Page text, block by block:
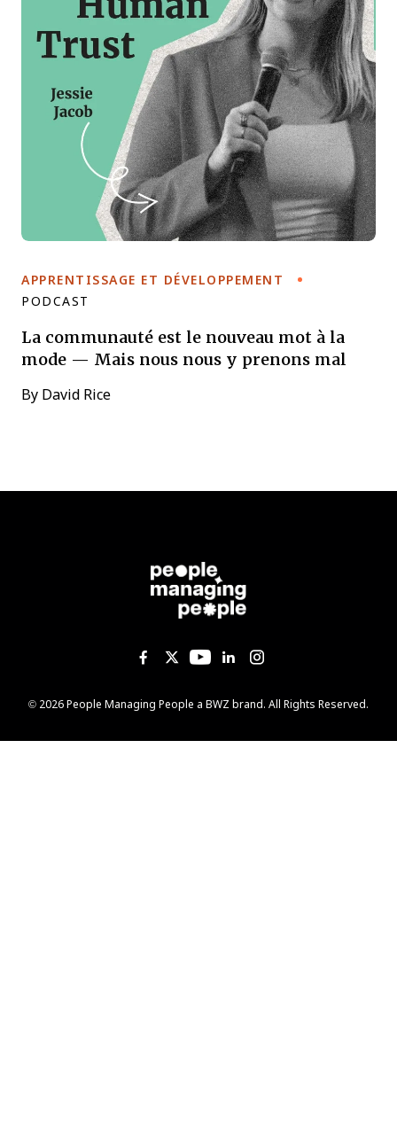
APPRENTISSAGE ET DÉVELOPPEMENT
PODCAST
La communauté est le nouveau mot à la
mode — Mais nous nous y prenons mal
By David Rice
Like us on Facebook
Follow us on Twitter
Follow us on
Add us on
Follow us on
© 2026 People Managing People a BWZ Opens new window
brand. All Rights Reserved.